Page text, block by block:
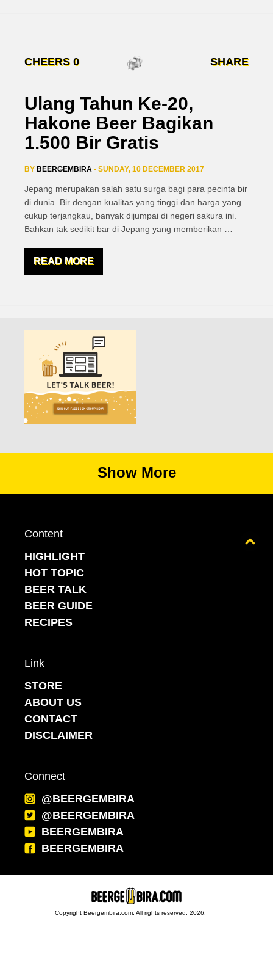
CHEERS 0 SHARE
Ulang Tahun Ke-20,
Hakone Beer Bagikan
1.500 Bir Gratis
BY BEERGEMBIRA • SUNDAY, 10 DECEMBER 2017
Jepang merupakan salah satu surga bagi para pecinta bir
di dunia. Bir dengan kualitas yang tinggi dan harga yang
cukup terjangkau, banyak dijumpai di negeri sakura ini.
Bahkan tak sedikit bar di Jepang yang memberikan
READ MORE
Show More
Content
HIGHLIGHT
HOT TOPIC
BEER TALK
BEER GUIDE
RECIPES
Link
STORE
ABOUT US
CONTACT
DISCLAIMER
Connect
@BEERGEMBIRA
@BEERGEMBIRA
BEERGEMBIRA
BEERGEMBIRA
Copyright Beergembira.com. All rights reserved. 2026.